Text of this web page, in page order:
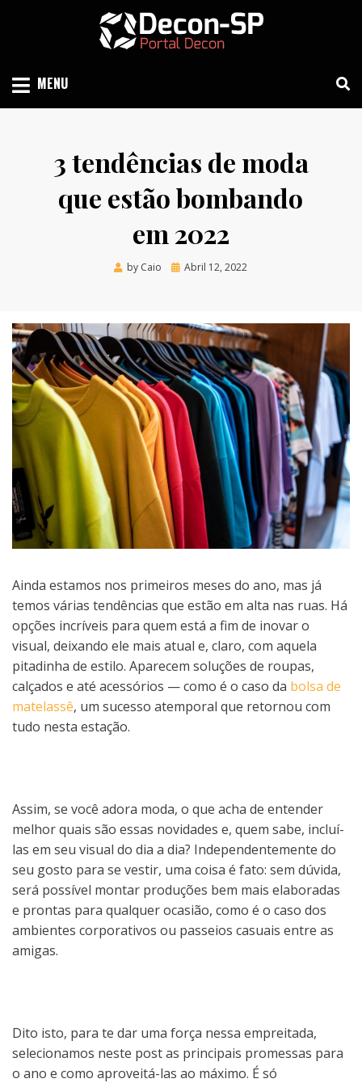
MENU
3 tendências de moda
que estão bombando
em 2022
by Caio
Posted
Abril 12, 2022
Ainda estamos nos primeiros meses do ano, mas já
temos várias tendências que estão em alta nas ruas. Há
opções incríveis para quem está a fim de inovar o
visual, deixando ele mais atual e, claro, com aquela
pitadinha de estilo. Aparecem soluções de roupas,
calçados e até acessórios — como é o caso da bolsa de
matelassê, um sucesso atemporal que retornou com
tudo nesta estação.
Assim, se você adora moda, o que acha de entender
melhor quais são essas novidades e, quem sabe, incluí-
las em seu visual do dia a dia? Independentemente do
seu gosto para se vestir, uma coisa é fato: sem dúvida,
será possível montar produções bem mais elaboradas
e prontas para qualquer ocasião, como é o caso dos
ambientes corporativos ou passeios casuais entre as
amigas.
Dito isto, para te dar uma força nessa empreitada,
selecionamos neste post as principais promessas para
o ano e como aproveitá-las ao máximo. É só